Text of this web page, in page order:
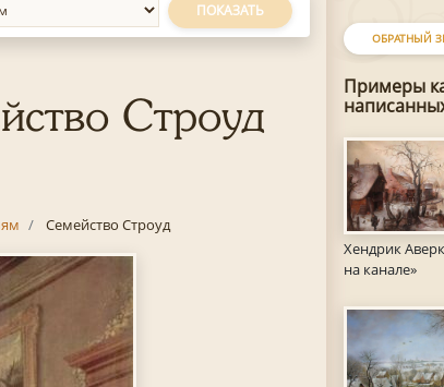
ОБРАТНЫЙ
Примеры
Хендрик
на канале»
ПОКАЗАТЬ
Строуд
Семейство Строуд